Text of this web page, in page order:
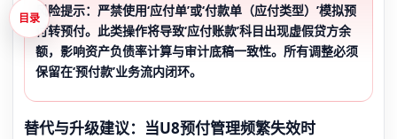
风险提示： 严禁使用‘应付单’或‘付款单（应付类型）’模拟预
付转预付。此类操作将导致‘应付账款’科目出现虚假贷方余
额，影响资产负债率计算与审计底稿一致性。所有调整必须
保留在‘预付款’业务流内闭环。
替代与升级建议：当U8预付管理频繁失效时
目录